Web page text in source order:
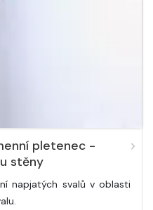
pletenec -
stěny
napjatých svalů v oblasti